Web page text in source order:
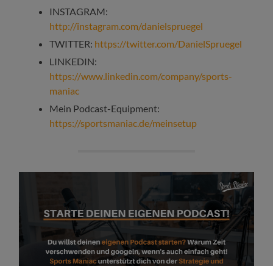
INSTAGRAM:
http://instagram.com/danielspruegel
TWITTER: https://twitter.com/DanielSpruegel
LINKEDIN:
https://www.linkedin.com/company/sports-
maniac
Mein Podcast-Equipment:
https://sportsmaniac.de/meinsetup